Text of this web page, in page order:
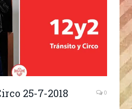
25-7-2018 0